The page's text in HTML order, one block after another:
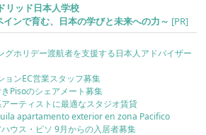
リッド日本人学校
インで育む、日本の学びと未来への力～ [PR]
グホリデー渡航者を支援する日本人アドバイザー
ョンEC営業スタッフ募集
Pisoのシェアメート募集
ーティストに最適なスタジオ賃貸
apartamento exterior en zona Pacifico
ウス・ピソ 9月からの入居者募集